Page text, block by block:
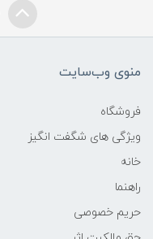
منوی وب‌سایت
فروشگاه
ویژگی های شگفت انگیز
خانه
راهنما
حریم خصوصی